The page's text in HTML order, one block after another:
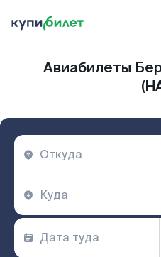
Авиабилеты